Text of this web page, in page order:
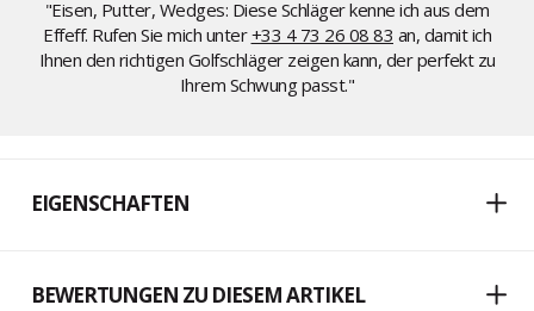
"Eisen, Putter, Wedges: Diese Schläger kenne ich aus dem
Effeff. Rufen Sie mich unter+33 4 73 26 08 83 an, damit ich
Ihnen den richtigen Golfschläger zeigen kann, der perfekt zu
Ihrem Schwung passt."
EIGENSCHAFTEN
BEWERTUNGEN ZU DIESEM ARTIKEL